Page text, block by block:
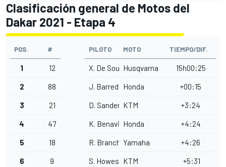
Clasificación general de Motos del
Dakar 2021 - Etapa 4
POS. # PILOTO MOTO TIEMPO/DIF.
1 12 X. De SoultraitHusqvarna 15h00:25
2 88 J. Barreda Honda +00:15
3 21 D. SandersKTM +3:24
4 47 K. BenavidesHonda +4:24
5 18 R. Branch Yamaha +4:26
6 9 S. Howes KTM +5:31